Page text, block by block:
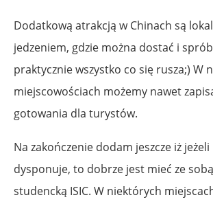
Dodatkową atrakcją w Chinach są
jedzeniem, gdzie można dostać i
praktycznie wszystko co się rusza;) W
miejscowościach możemy nawet
gotowania dla turystów.
Na zakończenie dodam jeszcze iż
dysponuje, to dobrze jest mieć ze
studencką ISIC. W niektórych